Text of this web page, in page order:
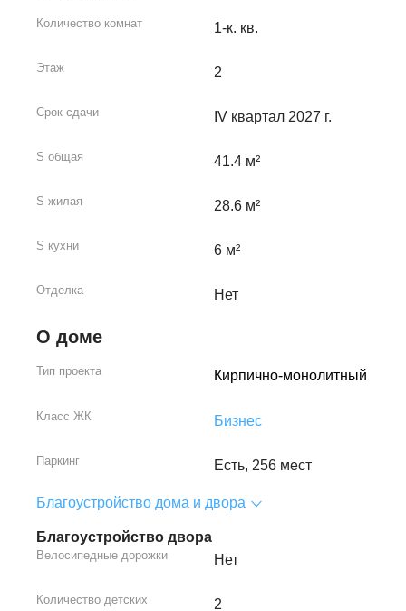
Количество комнат 1-к. кв.
Этаж 2
Срок сдачи IV квартал 2027 г.
S общая 41.4 м²
S жилая 28.6 м²
S кухни 6 м²
Отделка Нет
О доме
Тип проекта Кирпично-монолитный
Класс ЖК Бизнес
Паркинг Есть, 256 мест
Благоустройство дома и двора
Благоустройство двора
Велосипедные дорожки Нет
Количество детских
2